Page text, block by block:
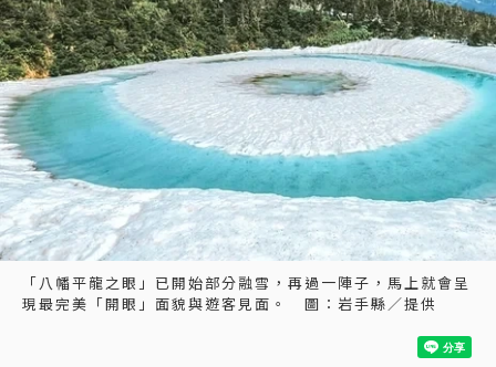
「八幡平龍之眼」已開始部分融雪，再過一陣子，馬上就會呈
現最完美「開眼」面貌與遊客見面。 圖：岩手縣／提供